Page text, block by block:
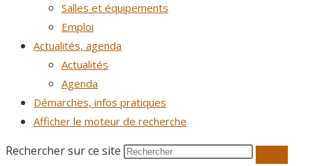
Salles et équipements
Emploi
Actualités, agenda
Actualités
Agenda
Démarches, infos pratiques
Afficher le moteur de recherche
Rechercher sur ce site